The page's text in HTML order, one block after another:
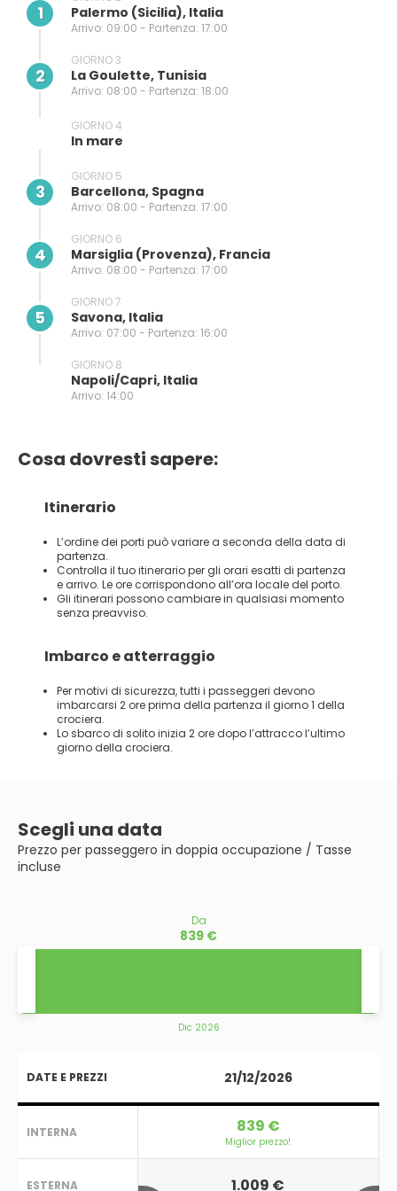
1 Palermo (sicilia), Italia
Arrivo: 09:00 - Partenza: 17:00
2
GIORNO 3
La Goulette, Tunisia
Arrivo: 08:00 - Partenza: 18:00
GIORNO 4
In mare
3
GIORNO 5
Barcellona, Spagna
Arrivo: 08:00 - Partenza: 17:00
4
GIORNO 6
Marsiglia (provenza), Francia
Arrivo: 08:00 - Partenza: 17:00
5
GIORNO 7
Savona, Italia
Arrivo: 07:00 - Partenza: 16:00
GIORNO 8
Napoli/capri, Italia
Arrivo: 14:00
Cosa dovresti sapere:
Itinerario
L’ordine dei porti può variare a seconda della data di
partenza.
Controlla il tuo itinerario per gli orari esatti di partenza
e arrivo. Le ore corrispondono all’ora locale del porto.
Gli itinerari possono cambiare in qualsiasi momento
senza preavviso.
Imbarco e atterraggio
Per motivi di sicurezza, tutti i passeggeri devono
imbarcarsi 2 ore prima della partenza il giorno 1 della
crociera.
Lo sbarco di solito inizia 2 ore dopo l’attracco l’ultimo
giorno della crociera.
Scegli una data
Prezzo per passeggero in doppia occupazione / Tasse
incluse
Da
839 €
Dic 2026
DATE E PREZZI
INTERNA
ESTERNA
21/12/2026
839 €
Miglior prezzo!
1.009 €